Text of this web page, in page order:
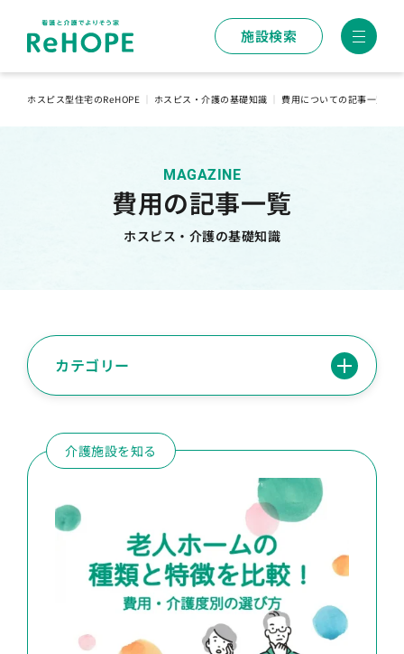
施設検索
ホスピス型住宅のReHOPE ホスピス・介護の基礎知識 費用についての記事一覧
MAGAZINE
費用の記事一覧
ホスピス・介護の基礎知識
カテゴリー
介護施設を知る